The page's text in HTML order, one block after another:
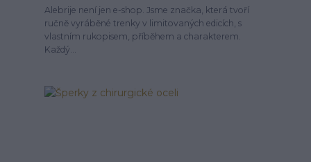
Alebrije není jen e-shop. Jsme značka, která tvoří
ručně vyráběné trenky v limitovaných edicích, s
vlastním rukopisem, příběhem a charakterem.
Každý...